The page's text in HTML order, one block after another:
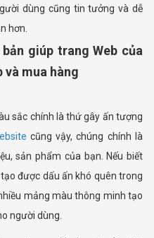
dùng cũng tin tưởng và dễ
hơn.
giúp trang Web của
và mua hàng
sắc chính là thứ gây ấn tượng
cũng vậy, chúng chính là
sản phẩm của bạn. Nếu biết
được dấu ấn khó quên trong
mảng màu thông minh tạo
người dùng.